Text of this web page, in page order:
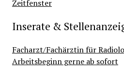
Zeitfenster
Inserate &
Facharzt/Fachärztin für
Arbeitsbeginn gerne ab sofort